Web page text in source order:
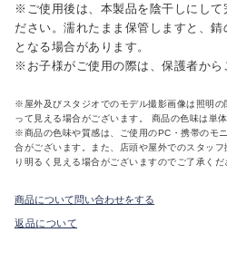
※ご使用後は、本製品を陰干しにして
ださい。濡れたまま保管しますと、
となる場合があります。
※お子様がご使用の際は、保護者から
※屋外及びスタジオでのモデル撮影画像は照明
って見える場合がございます。 商品の色味は単
※商品の色味や質感は、ご使用のPC・携帯のモ
合がございます。また、店頭や屋外でのスタッ
り明るく見える場合がございますのでご了承くだ
商品について問い合わせをする
返品について